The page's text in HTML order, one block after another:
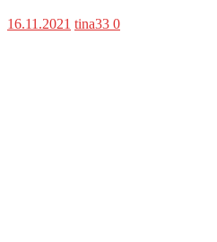
16.11.2021 tina33 0